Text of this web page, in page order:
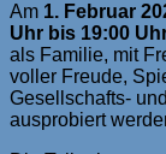
Am 1. Februar
Uhr bis 19:00
als Familie, mit
voller Freude,
Gesellschafts-
ausprobiert